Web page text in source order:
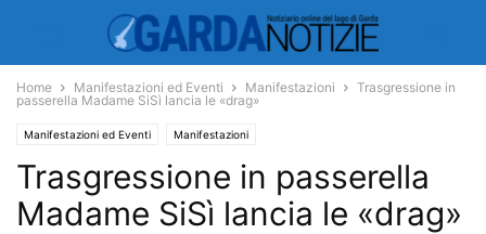
Home Manifestazioni ed Eventi Manifestazioni
Trasgressione in
passerella Madame SiSì lancia le «drag»
Manifestazioni ed Eventi Manifestazioni
Trasgressione in passerella
Madame SiSì lancia le «drag»